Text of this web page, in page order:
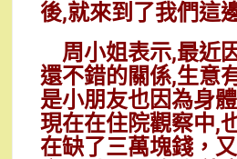
後,就來到了我們這
周小姐表示,最近
還不錯的關係,生意
是小朋友也因為身
現在在住院觀察中,
在缺了三萬塊錢，